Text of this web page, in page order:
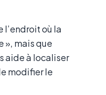
où la
», mais que
aide à localiser
modifier le